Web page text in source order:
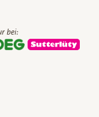
bei: